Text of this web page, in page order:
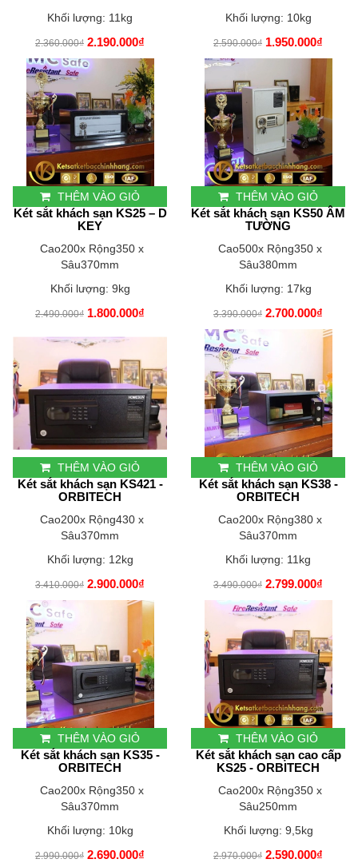
Khối lượng: 11kg
2.360.000₫ 2.190.000₫
Khối lượng: 10kg
2.590.000₫ 1.950.000₫
THÊM VÀO GIỎ
Két sắt khách sạn KS25 – D
KEY
Cao200x Rộng350 x
Sâu370mm
Khối lượng: 9kg
2.490.000₫ 1.800.000₫
THÊM VÀO GIỎ
Két sắt khách sạn KS50 ÂM
TƯỜNG
Cao500x Rộng350 x
Sâu380mm
Khối lượng: 17kg
3.390.000₫ 2.700.000₫
THÊM VÀO GIỎ
Két sắt khách sạn KS421 -
ORBITECH
Cao200x Rộng430 x
Sâu370mm
Khối lượng: 12kg
3.410.000₫ 2.900.000₫
THÊM VÀO GIỎ
Két sắt khách sạn KS38 -
ORBITECH
Cao200x Rộng380 x
Sâu370mm
Khối lượng: 11kg
3.490.000₫ 2.799.000₫
THÊM VÀO GIỎ
Két sắt khách sạn KS35 -
ORBITECH
Cao200x Rộng350 x
Sâu370mm
Khối lượng: 10kg
2.990.000₫ 2.690.000₫
THÊM VÀO GIỎ
Két sắt khách sạn cao cấp
KS25 - ORBITECH
Cao200x Rộng350 x
Sâu250mm
Khối lượng: 9,5kg
2.970.000₫ 2.590.000₫